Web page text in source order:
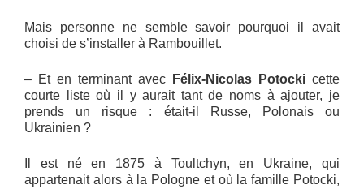
Mais personne ne semble savoir pourquoi il avait
choisi de s’installer à Rambouillet.
– Et en terminant avec Félix-Nicolas Potocki cette
courte liste où il y aurait tant de noms à ajouter, je
prends un risque : était-il Russe, Polonais ou
Ukrainien ?
Il est né en 1875 à Toultchyn, en Ukraine, qui
appartenait alors à la Pologne et où la famille Potocki,